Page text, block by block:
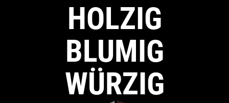
HOLZIG
BLUMIG
WÜRZIG